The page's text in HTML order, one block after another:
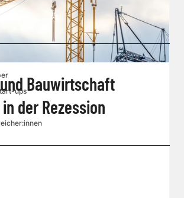
Bauwirtschaft
der Rezession
ups